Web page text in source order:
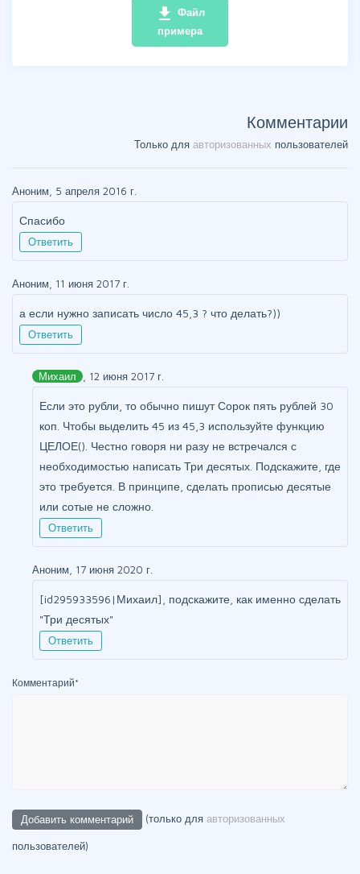
file_download Файл
примера
Комментарии
Только для авторизованных пользователей
Аноним, 5 апреля 2016 г.
Спасибо
Ответить
Аноним, 11 июня 2017 г.
а если нужно записать число 45,3 ? что делать?))
Ответить
Михаил , 12 июня 2017 г.
Если это рубли, то обычно пишут Сорок пять рублей 30
коп. Чтобы выделить 45 из 45,3 используйте функцию
ЦЕЛОЕ(). Честно говоря ни разу не встречался с
необходимостью написать Три десятых. Подскажите, где
это требуется. В принципе, сделать прописью десятые
или сотые не сложно.
Ответить
Аноним, 17 июня 2020 г.
[id295933596|Михаил], подскажите, как именно сделать
"Три десятых"
Ответить
Комментарий*
(только для авторизованных
пользователей)